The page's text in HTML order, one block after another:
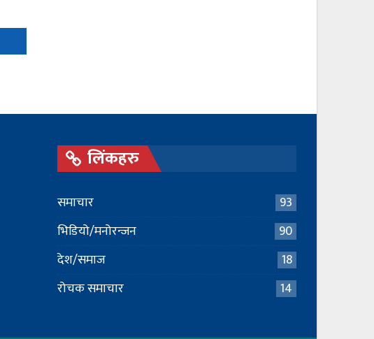
लिंकहरु
समाचार
93
भिडियो/मनोरन्जन
90
देश/समाज
18
रोचक समाचार
14